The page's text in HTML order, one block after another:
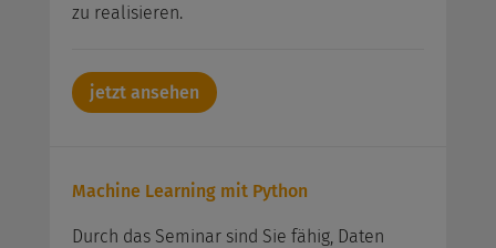
zu realisieren.
jetzt ansehen
Machine Learning mit Python
Durch das Seminar sind Sie fähig, Daten